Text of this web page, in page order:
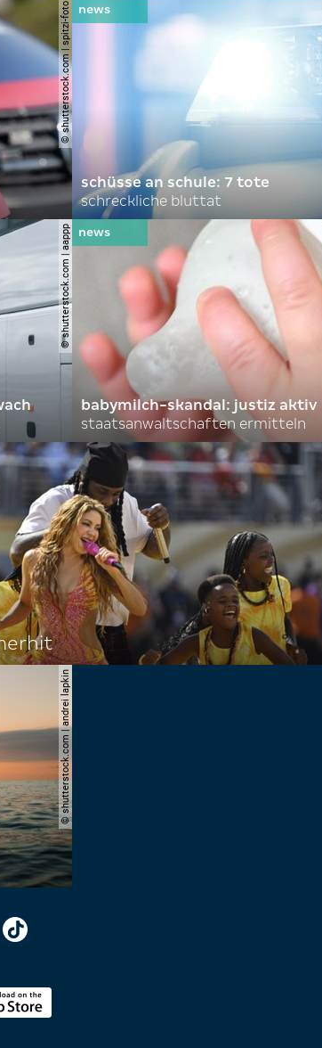
© shutterstock.com | spitzi-foto
schüsse an schule: 7 tote
schreckliche bluttat
© shutterstock.com | aappp
babymilch-skandal: justiz aktiv
staatsanwaltschaften ermitteln
© shutterstock.com | andrei lapkin